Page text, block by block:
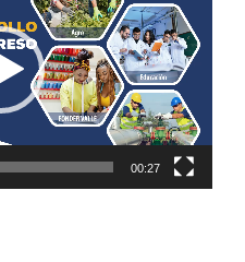
00:27